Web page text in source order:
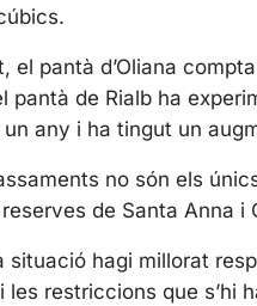
el pantà d’Oliana
pantà de Rialb ha
any i ha tingut un
no són els
de Santa Anna
situació hagi millorat
les restriccions que s’hi